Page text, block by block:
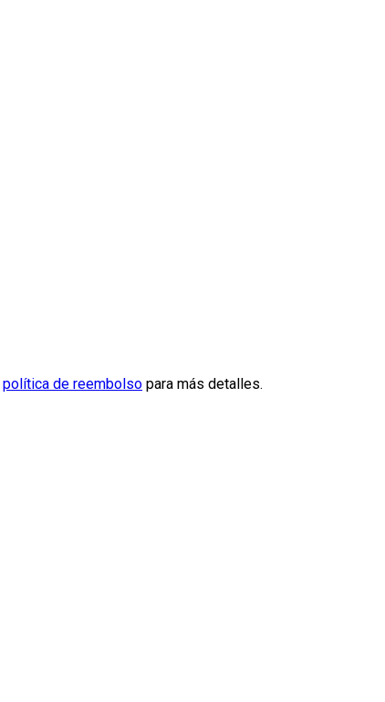
política de reembolso para más detalles.